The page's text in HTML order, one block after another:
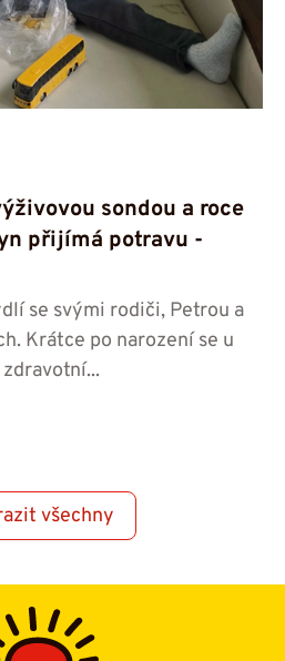
sondou a roce
přijímá potravu -⁠⁠⁠⁠⁠⁠
se svými rodiči, Petrou a
Krátce po narození se u
všechny